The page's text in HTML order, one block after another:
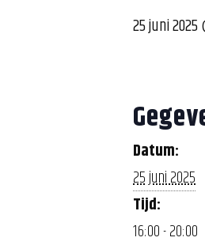
25 juni 2025
Datum:
25 juni 2025
Tijd:
16:00 - 20:00